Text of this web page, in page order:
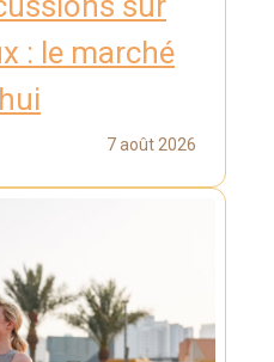
: le marché
7 août 2026